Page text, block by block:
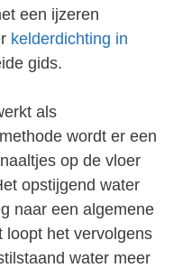
een ijzeren
kelderdichting in
gids.
als
wordt er een
op de vloer
opstijgend water
naar een algemene
loopt het vervolgens
water meer